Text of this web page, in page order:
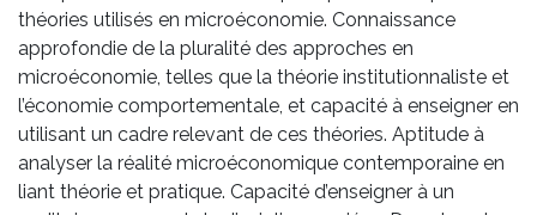
théories utilisés en microéconomie. Connaissance
approfondie de la pluralité des approches en
microéconomie, telles que la théorie institutionnaliste et
l’économie comportementale, et capacité à enseigner en
utilisant un cadre relevant de ces théories. Aptitude à
analyser la réalité microéconomique contemporaine en
liant théorie et pratique. Capacité d’enseigner à un